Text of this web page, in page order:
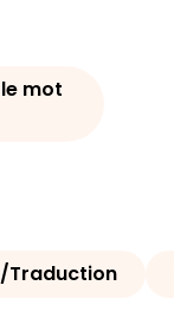
mot
Traduction